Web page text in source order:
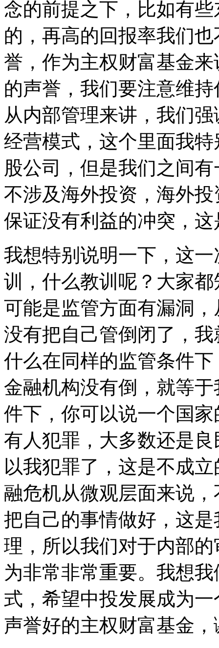
念的前提之下，比如有
的，再高的回报率我们
誉，作为主权财富基金
的声誉，我们要注意维
从内部管理来讲，我们
经营模式，这个里面我
股公司，但是我们之间
不涉及海外投资，海外
保证没有利益的冲突，
我想特别说明一下，这
训，什么教训呢？大家
可能是监管方面有漏洞
没有把自己管倒闭了，
什么在同样的监管条件
金融机构没有倒，就等
件下，你可以说一个国
有人犯罪，大多数还是
以我犯罪了，这是不成
融危机从微观层面来说
把自己的事情做好，这
理，所以我们对于内部
为非常非常重要。我想
式，希望中投发展成为
声誉好的主权财富基金